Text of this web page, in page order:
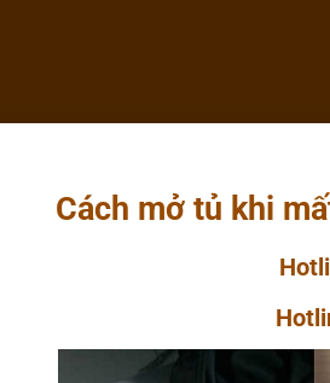
Cách mở tủ khi